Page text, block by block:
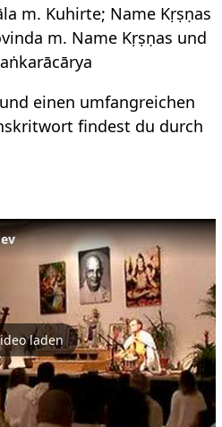
m. Kuhirte; Name Kṛṣṇas
m. Name Kṛṣṇas und
einen umfangreichen
findest du durch
laden